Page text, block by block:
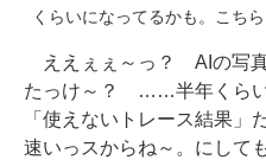
くらいになってるかも。こちら
ええぇぇ～っ？ AIの写真
たっけ～？ ……半年くらい
「使えないトレース結果」
速いっスからね～。にして